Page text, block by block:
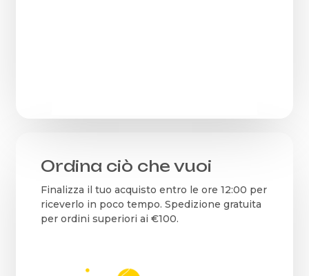
Ordina ciò che vuoi
Finalizza il tuo acquisto entro le ore 12:00 per
riceverlo in poco tempo. Spedizione gratuita
per ordini superiori ai €100.